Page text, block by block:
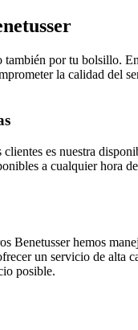
por tu bolsillo.
la calidad del
es nuestra
a cualquier hora
Benetusser hemos
un servicio de alta
posible.